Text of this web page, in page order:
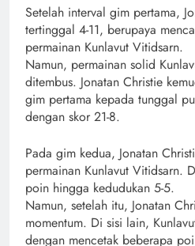
Setelah interval gim pertama,
tertinggal 4-11, berupaya
permainan Kunlavut Vitidsarn.
Namun, permainan solid
ditembus. Jonatan Christie
gim pertama kepada tunggal
dengan skor 21-8.
Pada gim kedua, Jonatan
permainan Kunlavut Vitidsarn.
poin hingga kedudukan 5-5.
Namun, setelah itu, Jonatan
momentum. Di sisi lain,
dengan mencetak beberapa